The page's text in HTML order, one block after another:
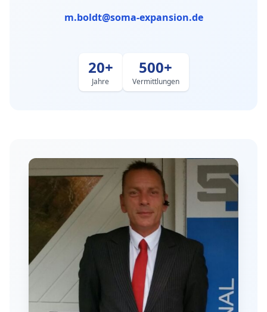
m.boldt@soma-expansion.de
20+
Jahre
500+
Vermittlungen